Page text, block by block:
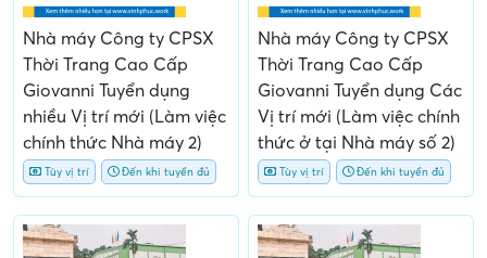
Nhà máy Công ty CPSX
Thời Trang Cao Cấp
Giovanni Tuyển dụng
nhiều Vị trí mới (Làm việc
chính thức Nhà máy 2)
Tùy vị trí Đến khi tuyển đủ
Nhà máy Công ty CPSX
Thời Trang Cao Cấp
Giovanni Tuyển dụng Các
Vị trí mới (Làm việc chính
thức ở tại Nhà máy số 2)
Tùy vị trí Đến khi tuyển đủ